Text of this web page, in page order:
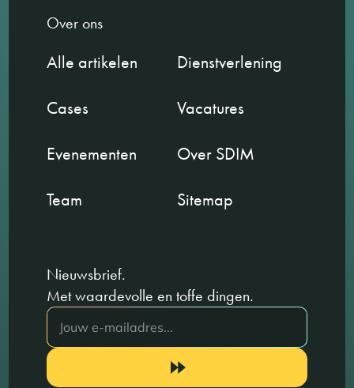
Over ons
Alle artikelen
Dienstverlening
Cases
Vacatures
Evenementen
Over SDIM
Team
Sitemap
Nieuwsbrief.
Met waardevolle en toffe dingen.